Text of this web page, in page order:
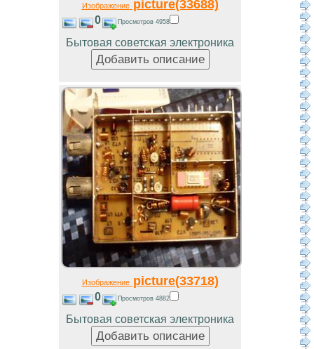
Изображениеpicture(33688)
0 Просмотров 4958
Бытовая советская электроника
Изображениеpicture(33718)
0 Просмотров 4882
Бытовая советская электроника